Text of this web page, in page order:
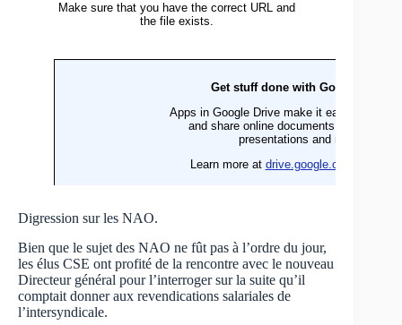
Digression sur les NAO.
Bien que le sujet des NAO ne fût pas à l’ordre du jour,
les élus CSE ont profité de la rencontre avec le nouveau
Directeur général pour l’interroger sur la suite qu’il
comptait donner aux revendications salariales de
l’intersyndicale.